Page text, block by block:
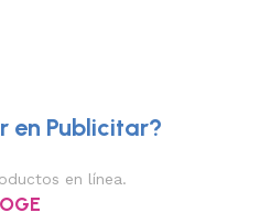
en Publicitar?
en línea.